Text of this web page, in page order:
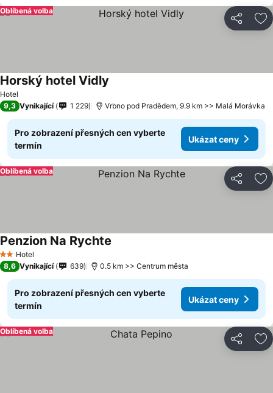
Sdílet
Oblíbená volba
Hotel
Horský hotel Vidly
9,3 Vynikající 1 229 Vrbno pod Pradědem, 9.9 km >> Malá Morávka
Pro zobrazení přesných cen vyberte
termín
Ukázat ceny
Sdílet
Oblíbená volba
2 Počet hvězdiček
Hotel
Penzion Na Rychte
8,6 Vynikající 639 0.5 km >> Centrum města
Pro zobrazení přesných cen vyberte
termín
Ukázat ceny
Sdílet
Oblíbená volba